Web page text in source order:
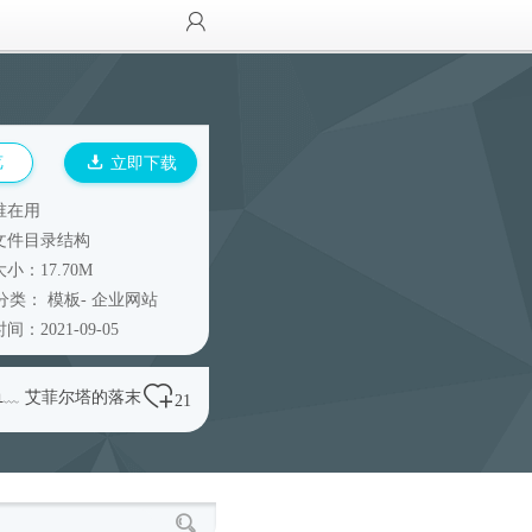
立即下载
在用
件目录结构
小：17.70M
类： 模板- 企业网站
间：2021-09-05
艾菲尔塔的落末 21